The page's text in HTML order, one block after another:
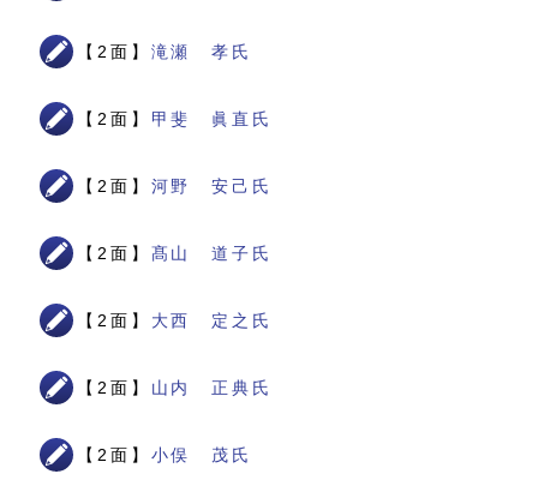
【2面】 滝瀬 孝氏
【2面】 甲斐 眞直氏
【2面】 河野 安己氏
【2面】 髙山 道子氏
【2面】 大西 定之氏
【2面】 山内 正典氏
【2面】 小俣 茂氏